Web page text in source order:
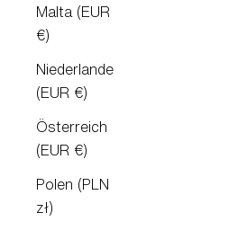
Malta (EUR
€)
Niederlande
(EUR €)
Österreich
(EUR €)
Polen (PLN
zł)